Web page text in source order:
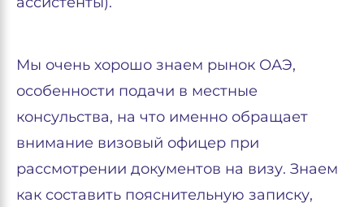
Мы очень хорошо знаем рынок ОАЭ,
особенности подачи в местные
консульства, на что именно обращает
внимание визовый офицер при
рассмотрении документов на визу. Знаем
как составить пояснительную записку,